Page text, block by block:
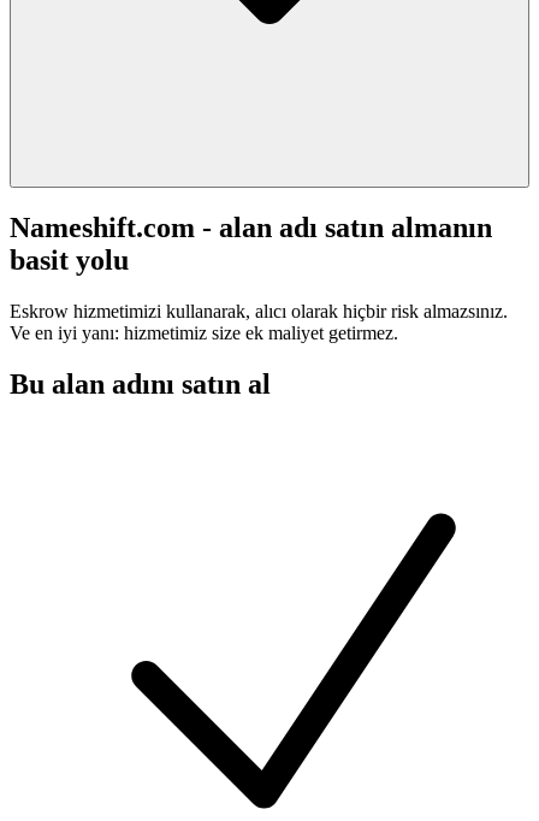
Nameshift.com - alan adı satın almanın
basit yolu
Eskrow hizmetimizi kullanarak, alıcı olarak hiçbir risk almazsınız.
Ve en iyi yanı: hizmetimiz size ek maliyet getirmez.
Bu alan adını satın al